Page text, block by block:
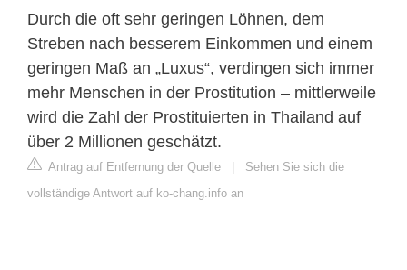
Durch die oft sehr geringen Löhnen, dem
Streben nach besserem Einkommen und einem
geringen Maß an „Luxus“, verdingen sich immer
mehr Menschen in der Prostitution – mittlerweile
wird die Zahl der Prostituierten in Thailand auf
über 2 Millionen geschätzt.
Antrag auf Entfernung der Quelle | Sehen Sie sich die
vollständige Antwort auf ko-chang.info an